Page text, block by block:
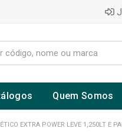
Quem Somos
EXTRA POWER LEVE 1,250LT E